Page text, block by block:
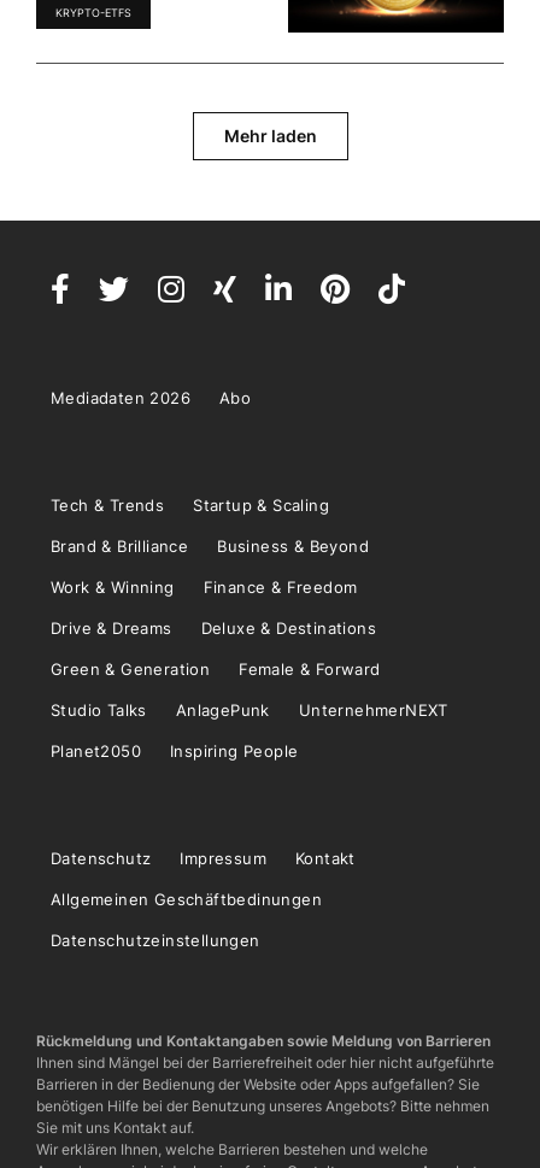
KRYPTO-ETFS
Mehr laden
Mediadaten 2026 Abo
Tech & Trends Startup & Scaling
Brand & Brilliance Business & Beyond
Work & Winning Finance & Freedom
Drive & Dreams Deluxe & Destinations
Green & Generation Female & Forward
Studio Talks AnlagePunk UnternehmerNEXT
Planet2050 Inspiring People
Datenschutz Impressum Kontakt
Allgemeinen Geschäftbedinungen
Datenschutzeinstellungen
Rückmeldung und Kontaktangaben sowie Meldung von Barrieren
Ihnen sind Mängel bei der Barrierefreiheit oder hier nicht aufgeführte
Barrieren in der Bedienung der Website oder Apps aufgefallen? Sie
benötigen Hilfe bei der Benutzung unseres Angebots? Bitte nehmen
Sie mit uns Kontakt auf.
Wir erklären Ihnen, welche Barrieren bestehen und welche